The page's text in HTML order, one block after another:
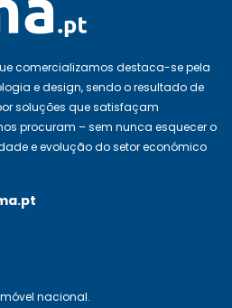
comercializamos destaca-se pela
e design, sendo o resultado de
soluções que satisfaçam
procuram – sem nunca esquecer o
e evolução do setor económico
nacional.